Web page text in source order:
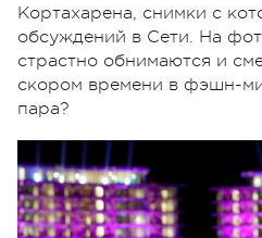
Кортахарена, снимки с
обсуждений в Сети. На
страстно обнимаются и
скором времени в фэшн-
пара?